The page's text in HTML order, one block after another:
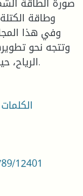
وطاقة
وفي هذا
وتتجه نحو
الرياح، حيث خصصت مبالغ مالية معتبرة للاستثمار فيها.
12401